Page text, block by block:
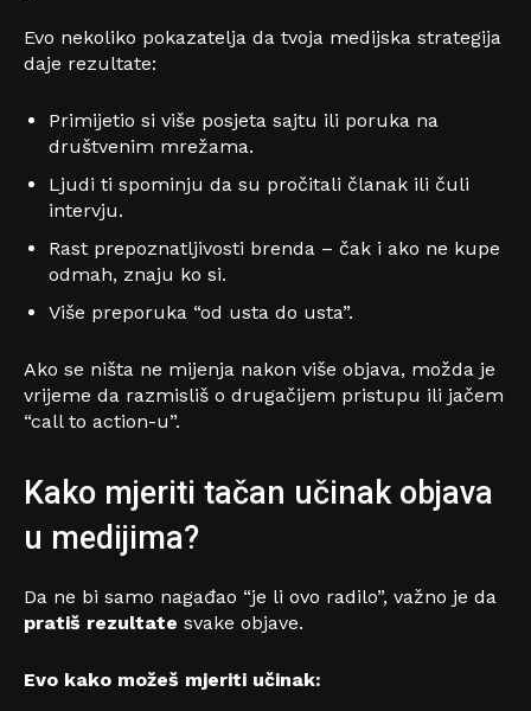
Evo nekoliko pokazatelja da tvoja medijska strategija
daje rezultate:
Primijetio si više posjeta sajtu ili poruka na
društvenim mrežama.
Ljudi ti spominju da su pročitali članak ili čuli
intervju.
Rast prepoznatljivosti brenda – čak i ako ne kupe
odmah, znaju ko si.
Više preporuka “od usta do usta”.
Ako se ništa ne mijenja nakon više objava, možda je
vrijeme da razmisliš o drugačijem pristupu ili jačem
“call to action-u”.
Kako mjeriti tačan učinak objava
u medijima?
Da ne bi samo nagađao “je li ovo radilo”, važno je da
pratiš rezultate svake objave.
Evo kako možeš mjeriti učinak: